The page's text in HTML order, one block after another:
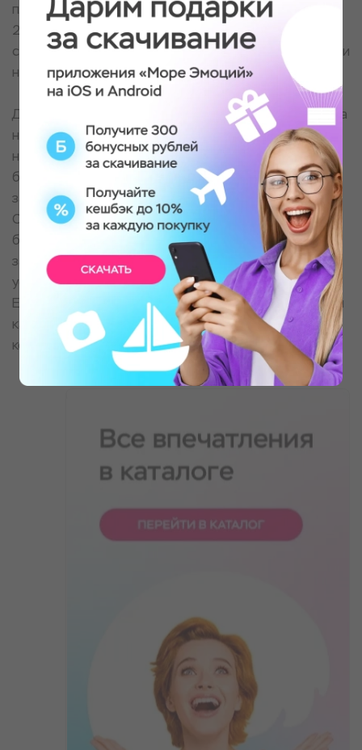
площадке Агента, размер которого составляет
20% от стоимости сертификата и включен в
стоимость сертификата. Стоимость услуг площадки
не подлежит возврату.
Для рассмотрения заявки на возврат сертификата
напишите нам любым удобным способом, указав
номер заказа или номер сертификата, реквизиты
банковской карты, и мы направим вам форму
заявления на возврат
Срок возврата денежных средств составляет не
более 10 рабочих дней с момента поступления
заявления в соответствии со сроками,
установленными ФЗ “О защите прав потребителя”.
Если возвращаемый товар был оплачен банковской
картой, возврат осуществляется на ту карту, с
которой была предоплата.